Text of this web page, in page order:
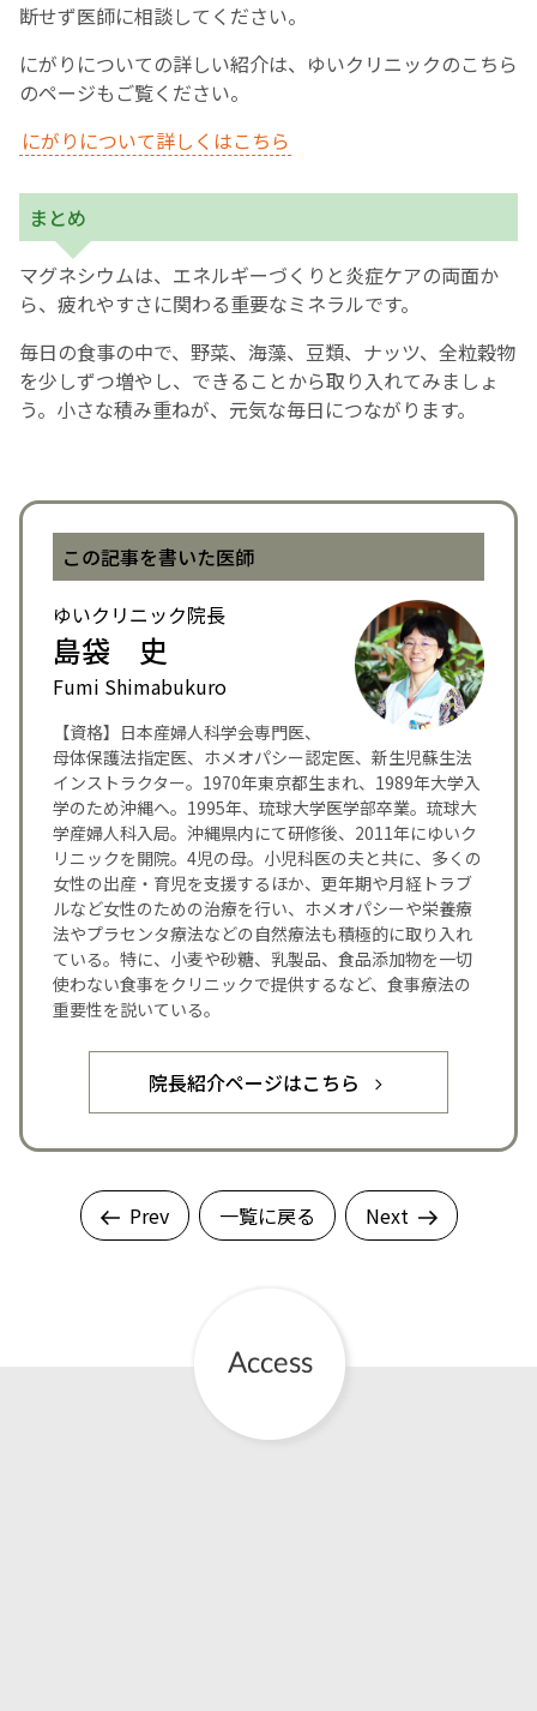
断せず医師に相談してください。
にがりについての詳しい紹介は、ゆいクリニックのこちら
のページもご覧ください。
にがりについて詳しくはこちら
まとめ
マグネシウムは、エネルギーづくりと炎症ケアの両面か
ら、疲れやすさに関わる重要なミネラルです。
毎日の食事の中で、野菜、海藻、豆類、ナッツ、全粒穀物
を少しずつ増やし、できることから取り入れてみましょ
う。小さな積み重ねが、元気な毎日につながります。
この記事を書いた医師
ゆいクリニック院長
島袋 史
Fumi Shimabukuro
【資格】日本産婦人科学会専門医、
母体保護法指定医、ホメオパシー認定医、新生児蘇生法
インストラクター。1970年東京都生まれ、1989年大学入
学のため沖縄へ。1995年、琉球大学医学部卒業。琉球大
学産婦人科入局。沖縄県内にて研修後、2011年にゆいク
リニックを開院。4児の母。小児科医の夫と共に、多くの
女性の出産・育児を支援するほか、更年期や月経トラブ
ルなど女性のための治療を行い、ホメオパシーや栄養療
法やプラセンタ療法などの自然療法も積極的に取り入れ
ている。特に、小麦や砂糖、乳製品、食品添加物を一切
使わない食事をクリニックで提供するなど、食事療法の
重要性を説いている。
院長紹介ページはこちら
Prev 一覧に戻る Next